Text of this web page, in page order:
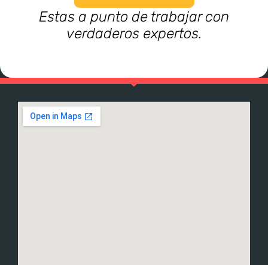
Estas a punto de trabajar con
verdaderos expertos.